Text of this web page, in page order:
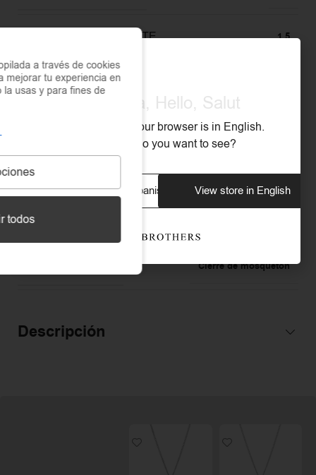
ANCHO DEL COLGANTE 1,5
MATERIAL
RESISTENTE AL AGUA
RESISTENTE A LA OXIDACIÓN Sí
RESISTENTE AL SUDOR
Cierre de mosquetón
Descripción
a través de cookies
mejorar tu experiencia en
usas y para fines de
todos
Olá, Hola, Hello, Salut
We noticed that your browser is in English.
What store do you want to see?
View store in Spanish View store in English